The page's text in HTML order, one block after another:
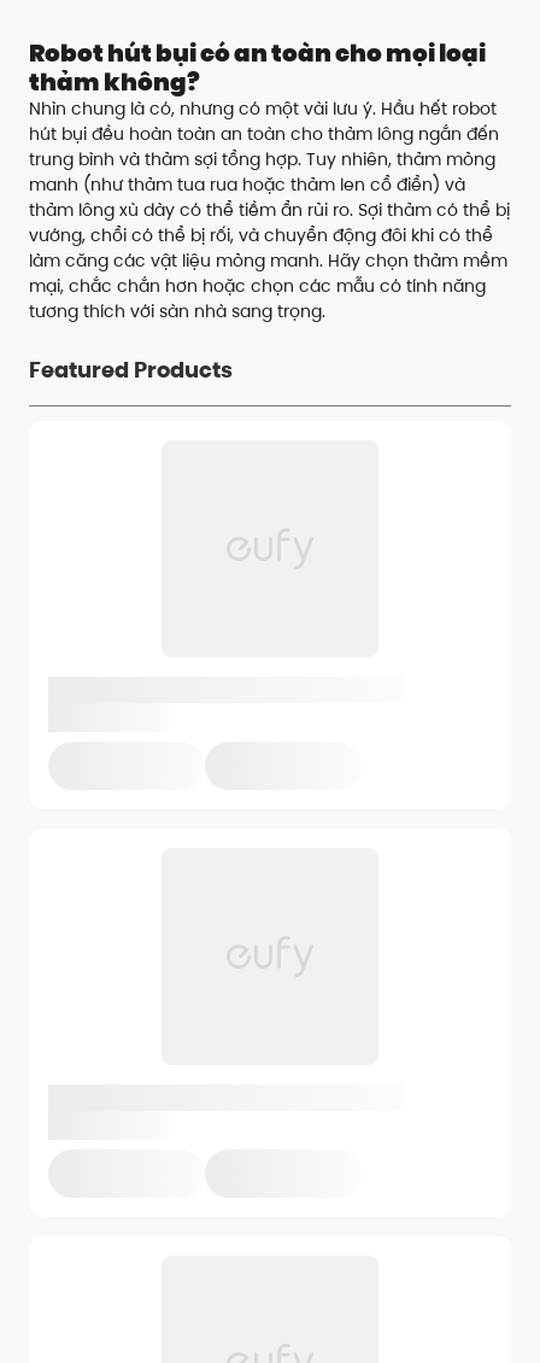
Robot hút bụi có an toàn cho mọi loại
thảm không?
Nhìn chung là có, nhưng có một vài lưu ý. Hầu hết robot
hút bụi đều hoàn toàn an toàn cho thảm lông ngắn đến
trung bình và thảm sợi tổng hợp. Tuy nhiên, thảm mỏng
manh (như thảm tua rua hoặc thảm len cổ điển) và
thảm lông xù dày có thể tiềm ẩn rủi ro. Sợi thảm có thể bị
vướng, chổi có thể bị rối, và chuyển động đôi khi có thể
làm căng các vật liệu mỏng manh. Hãy chọn thảm mềm
mại, chắc chắn hơn hoặc chọn các mẫu có tính năng
tương thích với sàn nhà sang trọng.
Featured Products